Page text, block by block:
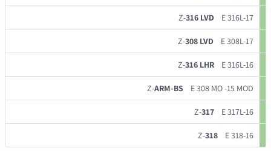
Z-316 LVD E 316L-17
Z-308 LVD E 308L-17
Z-316 LHR E 316L-16
Z-ARM-BS E 308 MO -15 MOD
Z-317 E 317L-16
Z-318 E 318-16